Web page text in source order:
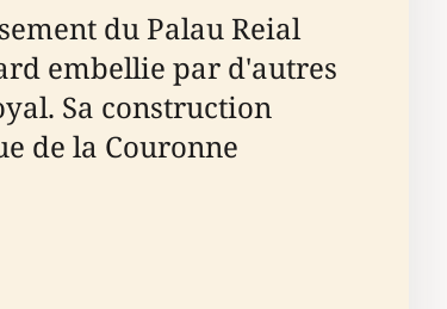
du Palau Reial
embellie par d'autres
Sa construction
de la Couronne